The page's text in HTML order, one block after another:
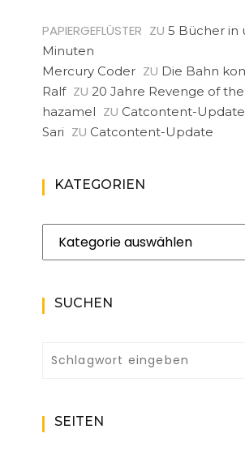
PAPIERGEFLÜSTER ZU 5 Bücher in
Minuten
Mercury Coder ZU Die Bahn
Ralf ZU 20 Jahre Revenge of the
hazamel ZU Catcontent-Update
Sari ZU Catcontent-Update
KATEGORIEN
Kategorien
SUCHEN
SEITEN